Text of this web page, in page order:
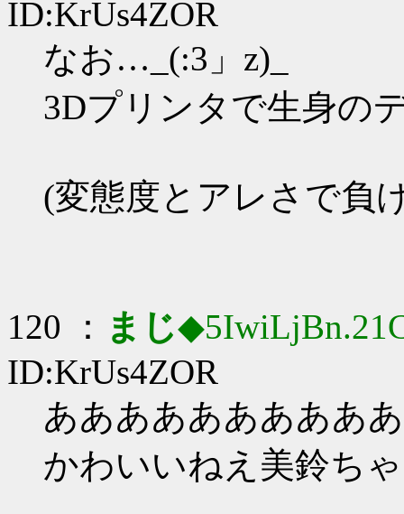
ID:KrUs4ZOR
なお…_(:3」z)_
3Dプリンタで生身の
(変態度とアレさで負
120 ： まじ
ID:KrUs4ZOR
あああああああああ
かわいいねえ美鈴ち